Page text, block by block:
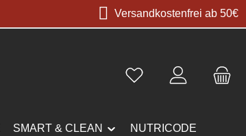
Versandkostenfrei ab 50€
SMART & CLEAN NUTRICODE